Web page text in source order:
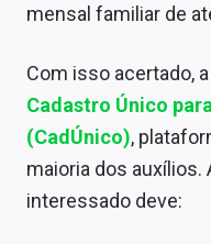
mensal familiar de
Com isso acertado,
Cadastro Único
(CadÚnico),
maioria dos auxílios.
interessado deve: